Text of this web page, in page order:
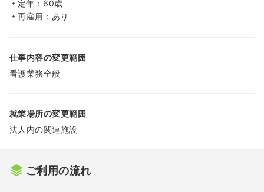
定年：60歳
再雇用：あり
仕事内容の変更範囲
看護業務全般
就業場所の変更範囲
法人内の関連施設
ご利用の流れ